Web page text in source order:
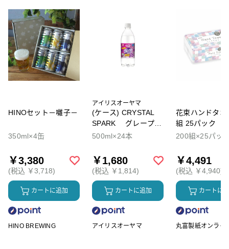
HINOセット－囃子－
350ml×4缶
￥3,380
(税込 ￥3,718)
カートに追加
HINO BREWING
アイリスオーヤマ
(ケース) CRYSTAL
SPARK グレープソ
ーダ
500ml×24本
￥1,680
(税込 ￥1,814)
カートに追加
アイリスオーヤマ
花束ハンドタオ
組 25パック
200組×25パッ
￥4,491
(税込 ￥4,940)
カートに
丸富製紙オンライ